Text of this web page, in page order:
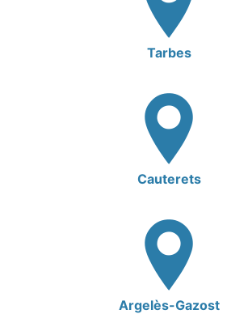
Tarbes
Cauterets
Argelès-Gazost